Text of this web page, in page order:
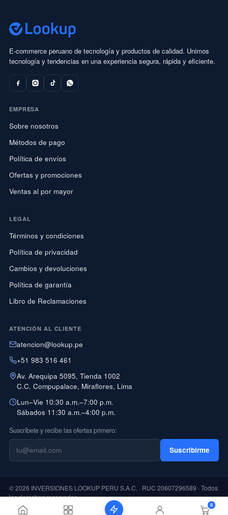
0
E-commerce peruano de tecnología y productos de calidad. Unimos
tecnología y tendencias en una experiencia segura, rápida y eficiente.
EMPRESA
Sobre nosotros
Métodos de pago
Política de envíos
Ofertas y promociones
Ventas al por mayor
LEGAL
Términos y condiciones
Política de privacidad
Cambios y devoluciones
Política de garantía
Libro de Reclamaciones
ATENCIÓN AL CLIENTE
atencion@lookup.pe
+51 983 516 461
Av. Arequipa 5095, Tienda 1002
C.C. Compupalace, Miraflores, Lima
Lun–Vie 10:30 a.m.–7:00 p.m.
Sábados 11:30 a.m.–4:00 p.m.
Suscríbete y recibe las ofertas primero:
Suscribirme
© 2026 INVERSIONES LOOKUP PERU S.A.C. · RUC 20607296589 · Todos
los derechos reservados
PAGO CON YAPE DISPONIBLE